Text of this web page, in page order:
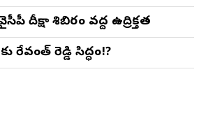
దీక్షా శిబిరం వద్ద ఉద్రిక్తత
రేవంత్ రెడ్డి సిద్ధం!?